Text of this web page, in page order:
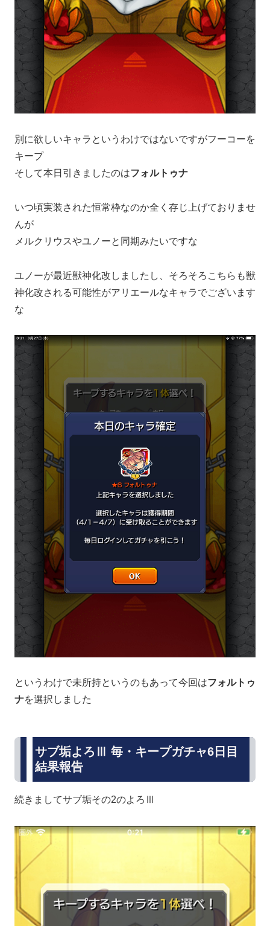
別に欲しいキャラというわけではないですがフーコーを
キープ
そして本日引きましたのはフォルトゥナ
いつ頃実装された恒常枠なのか全く存じ上げておりませ
んが
メルクリウスやユノーと同期みたいですな
ユノーが最近獣神化改しましたし、そろそろこちらも獣
神化改される可能性がアリエールなキャラでございます
な
というわけで未所持というのもあって今回はフォルトゥ
ナを選択しました
サブ垢よろⅢ 毎・キープガチャ6日目
結果報告
続きましてサブ垢その2のよろⅢ